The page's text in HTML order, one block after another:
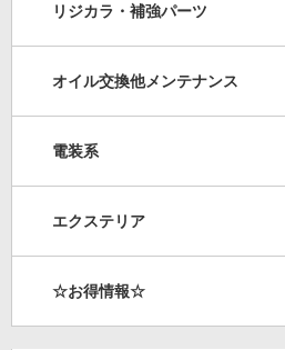
リジカラ・補強パーツ
オイル交換他メンテナンス
電装系
エクステリア
☆お得情報☆